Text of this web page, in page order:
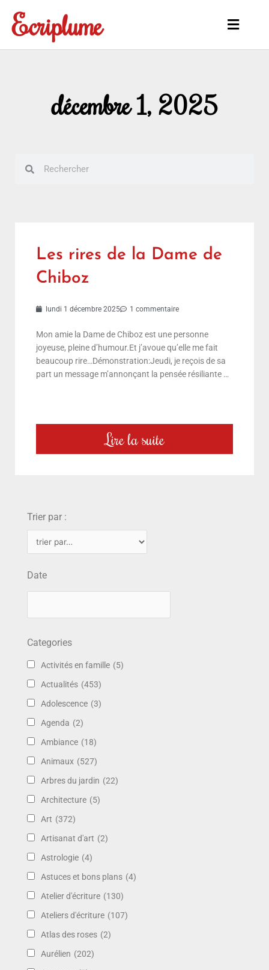
contenu
Ecriplume
Main
décembre 1, 2025
Les rires de la Dame de
Chiboz
lundi 1 décembre 2025 1 commentaire
Mon amie la Dame de Chiboz est une personne
joyeuse, pleine d’humour.Et j’avoue qu’elle me fait
beaucoup rire…Démonstration:Jeudi, je reçois de sa
part un message m’annonçant la pensée résiliante …
Lire la suite
Trier par :
Date
Categories
Activités en famille (5)
Actualités (453)
Adolescence (3)
Agenda (2)
Ambiance (18)
Animaux (527)
Arbres du jardin (22)
Architecture (5)
Art (372)
Artisanat d'art (2)
Astrologie (4)
Astuces et bons plans (4)
Atelier d'écriture (130)
Ateliers d'écriture (107)
Atlas des roses (2)
Aurélien (202)